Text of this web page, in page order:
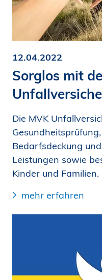
12.04.2022
Sorglos mit
Die MVK
Bedarfsdeckung
Leistungen sowie
Kinder und Familien.
mehr erfahren